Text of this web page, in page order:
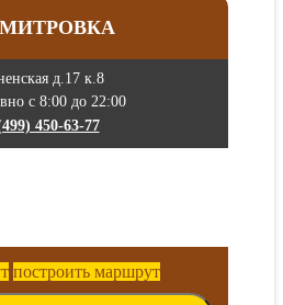
д.17 к.8
с 8:00 до 22:00
450-63-77
построить маршрут